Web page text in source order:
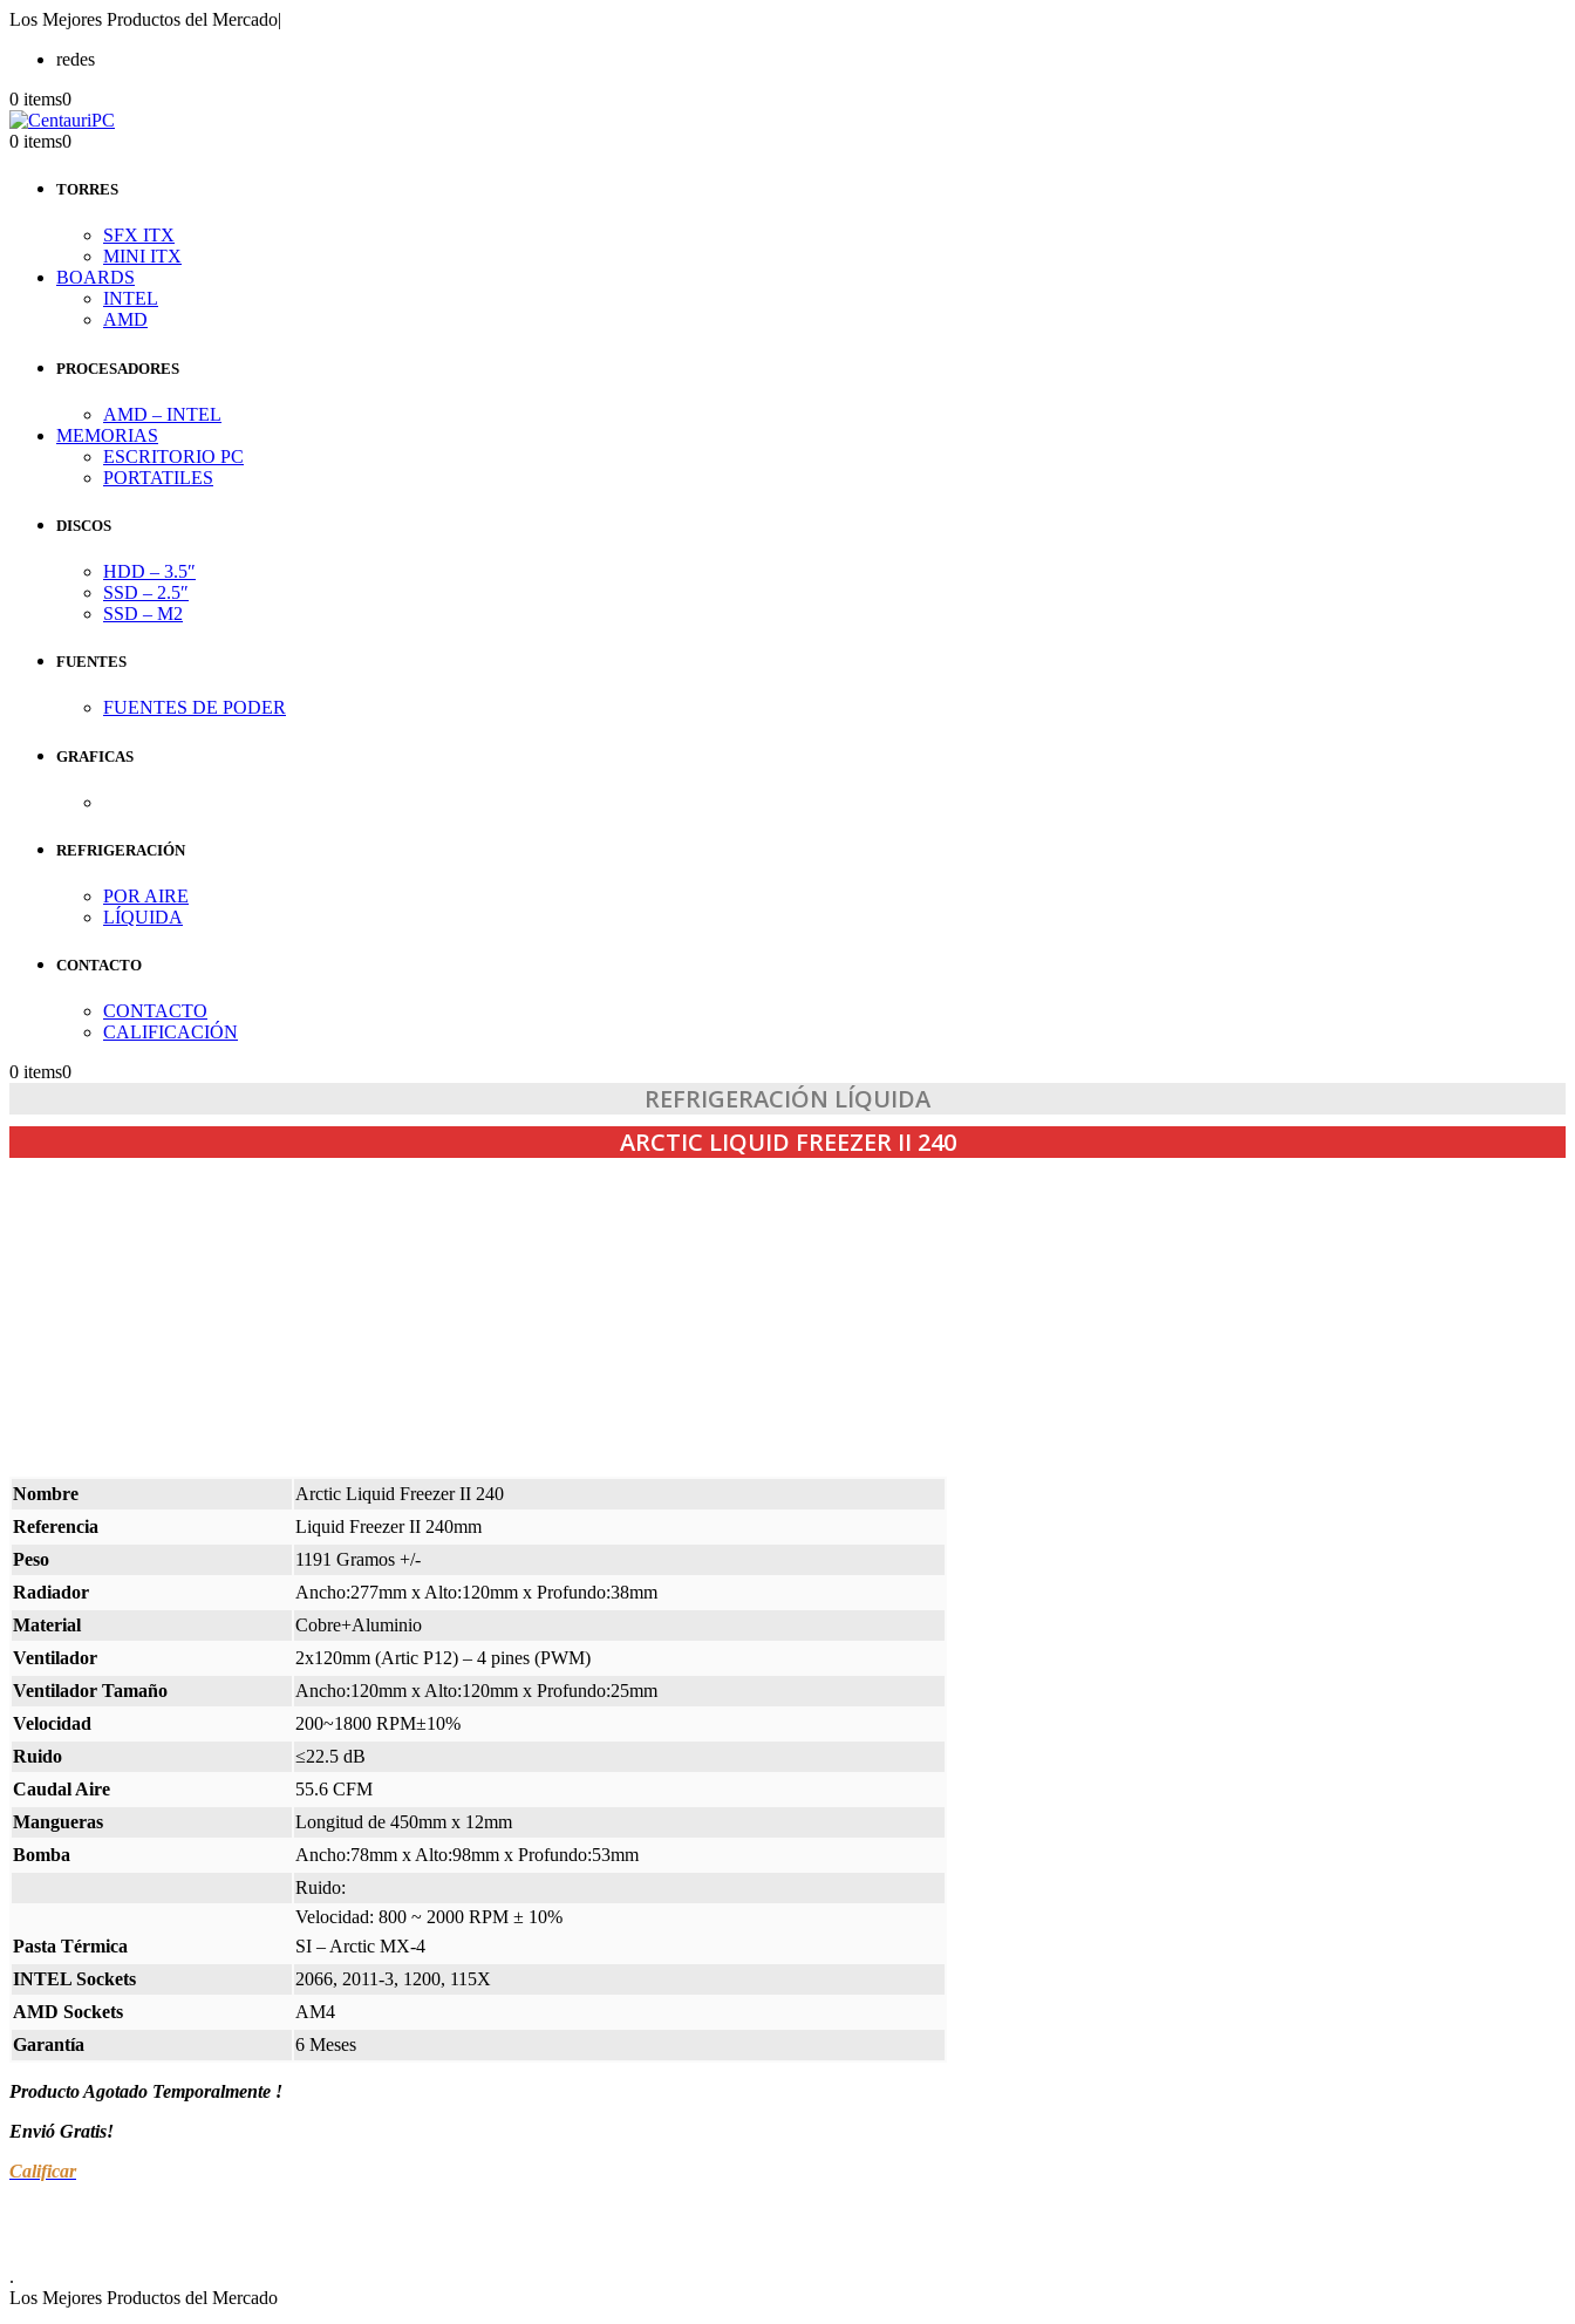
Los Mejores Productos del Mercado|
redes
0 items0
0 items0
TORRES
SFX ITX
MINI ITX
BOARDS
INTEL
AMD
PROCESADORES
AMD – INTEL
MEMORIAS
ESCRITORIO PC
PORTATILES
DISCOS
HDD – 3.5″
SSD – 2.5″
SSD – M2
FUENTES
FUENTES DE PODER
GRAFICAS
REFRIGERACIÓN
POR AIRE
LÍQUIDA
CONTACTO
CONTACTO
CALIFICACIÓN
0 items0
REFRIGERACIÓN LÍQUIDA
ARCTIC LIQUID FREEZER II 240
Nombre
Arctic Liquid Freezer II 240
Referencia
Liquid Freezer II 240mm
Peso
1191 Gramos +/-
Radiador
Ancho:277mm x Alto:120mm x Profundo:38mm
Material
Cobre+Aluminio
Ventilador
2x120mm (Artic P12) – 4 pines (PWM)
Ventilador Tamaño
Ancho:120mm x Alto:120mm x Profundo:25mm
Velocidad
200~1800 RPM±10%
Ruido
≤22.5 dB
Caudal Aire
55.6 CFM
Mangueras
Longitud de 450mm x 12mm
Bomba
Ancho:78mm x Alto:98mm x Profundo:53mm
Ruido:
Velocidad: 800 ~ 2000 RPM ± 10%
Pasta Térmica
SI – Arctic MX-4
INTEL Sockets
2066, 2011-3, 1200, 115X
AMD Sockets
AM4
Garantía
6 Meses
Producto Agotado Temporalmente !
Envió Gratis!
Calificar
.
Los Mejores Productos del Mercado